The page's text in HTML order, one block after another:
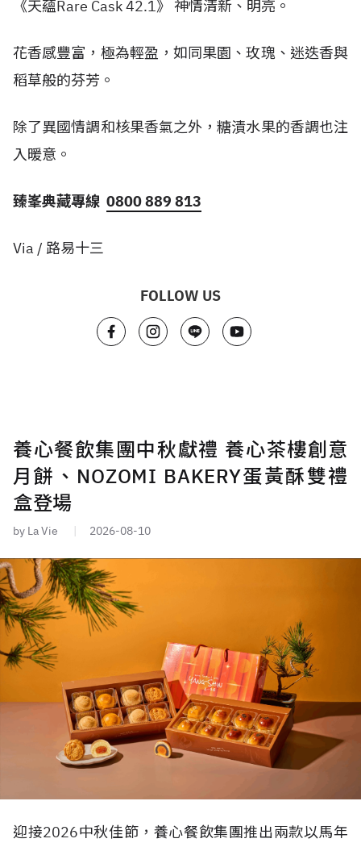
《天蘊Rare Cask 42.1》 神情清新、明亮。
花香感豐富，極為輕盈，如同果園、玫瑰、迷迭香與
稻草般的芬芳。
除了異國情調和核果香氣之外，糖漬水果的香調也注
入暖意。
臻峯典藏專線 0800 889 813
Via / 路易十三
FOLLOW US
養心餐飲集團中秋獻禮 養心茶樓創意
月餅、NOZOMI BAKERY蛋黃酥雙禮
盒登場
by La Vie 2026-08-10
迎接2026中秋佳節，養心餐飲集團推出兩款以馬年